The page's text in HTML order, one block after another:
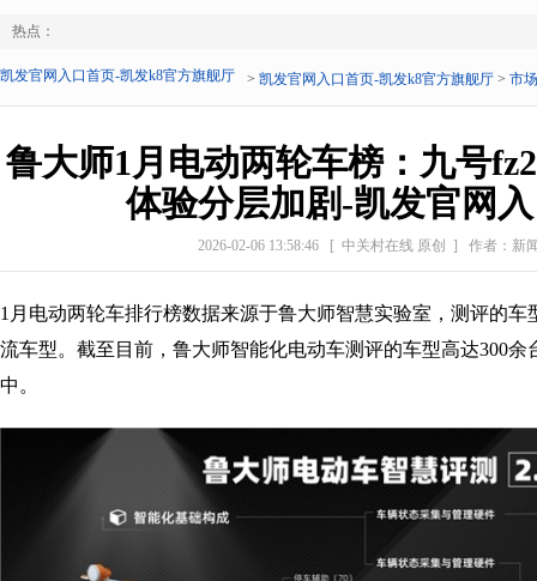
热点：
凯发官网入口首页-凯发k8官方旗舰厅 > 凯发官网入口首页-凯发k8官方旗舰厅 > 市场
鲁大师1月电动两轮车榜：九号
体验分层加剧-凯发官网
2026-02-06 13:58:46 [ 中关村在线 原创 ] 作者：新
1月电动两轮车排行榜数据来源于鲁大师智慧实验室，测评的车
流车型。截至目前，鲁大师智能化电动车测评的车型高达300余
中。